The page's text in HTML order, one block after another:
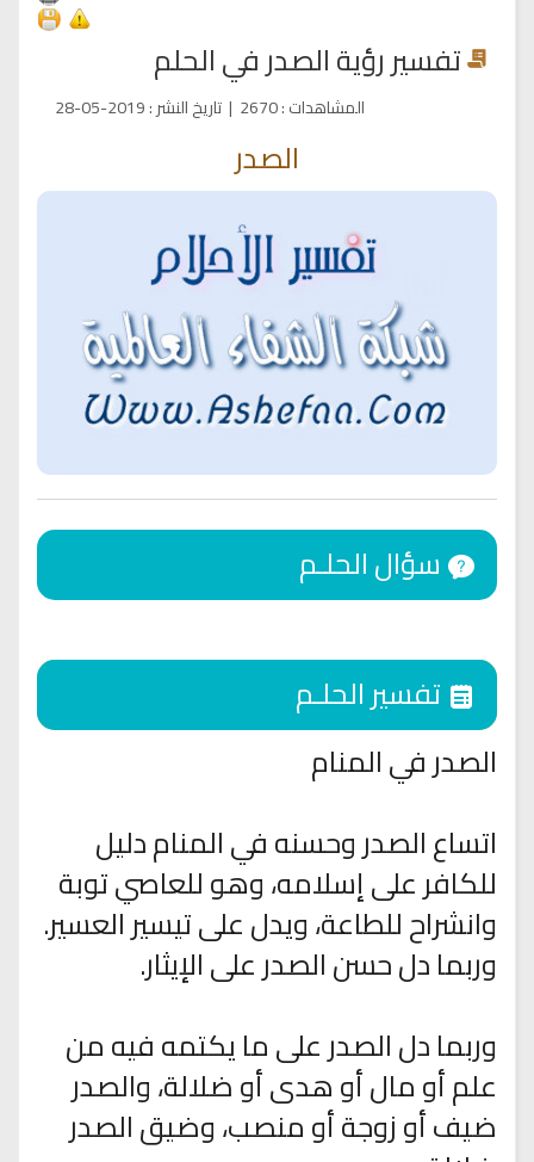
تفسير رؤية الصدر في الحلم
المشاهدات:
2670
| تاريخ النشر:
2019-05-28
الصدر
الصدر في المنام
اتساع الصدر وحسنه في المنام دليل
للكافر على إسلامه، وهو للعاصي توبة
وانشراح للطاعة، ويدل على تيسير العسير.
وربما دل حسن الصدر على الإيثار.
وربما دل الصدر على ما يكتمه فيه من
علم أو مال أو هدى أو ضلالة، والصدر
ضيف أو زوجة أو منصب، وضيق الصدر